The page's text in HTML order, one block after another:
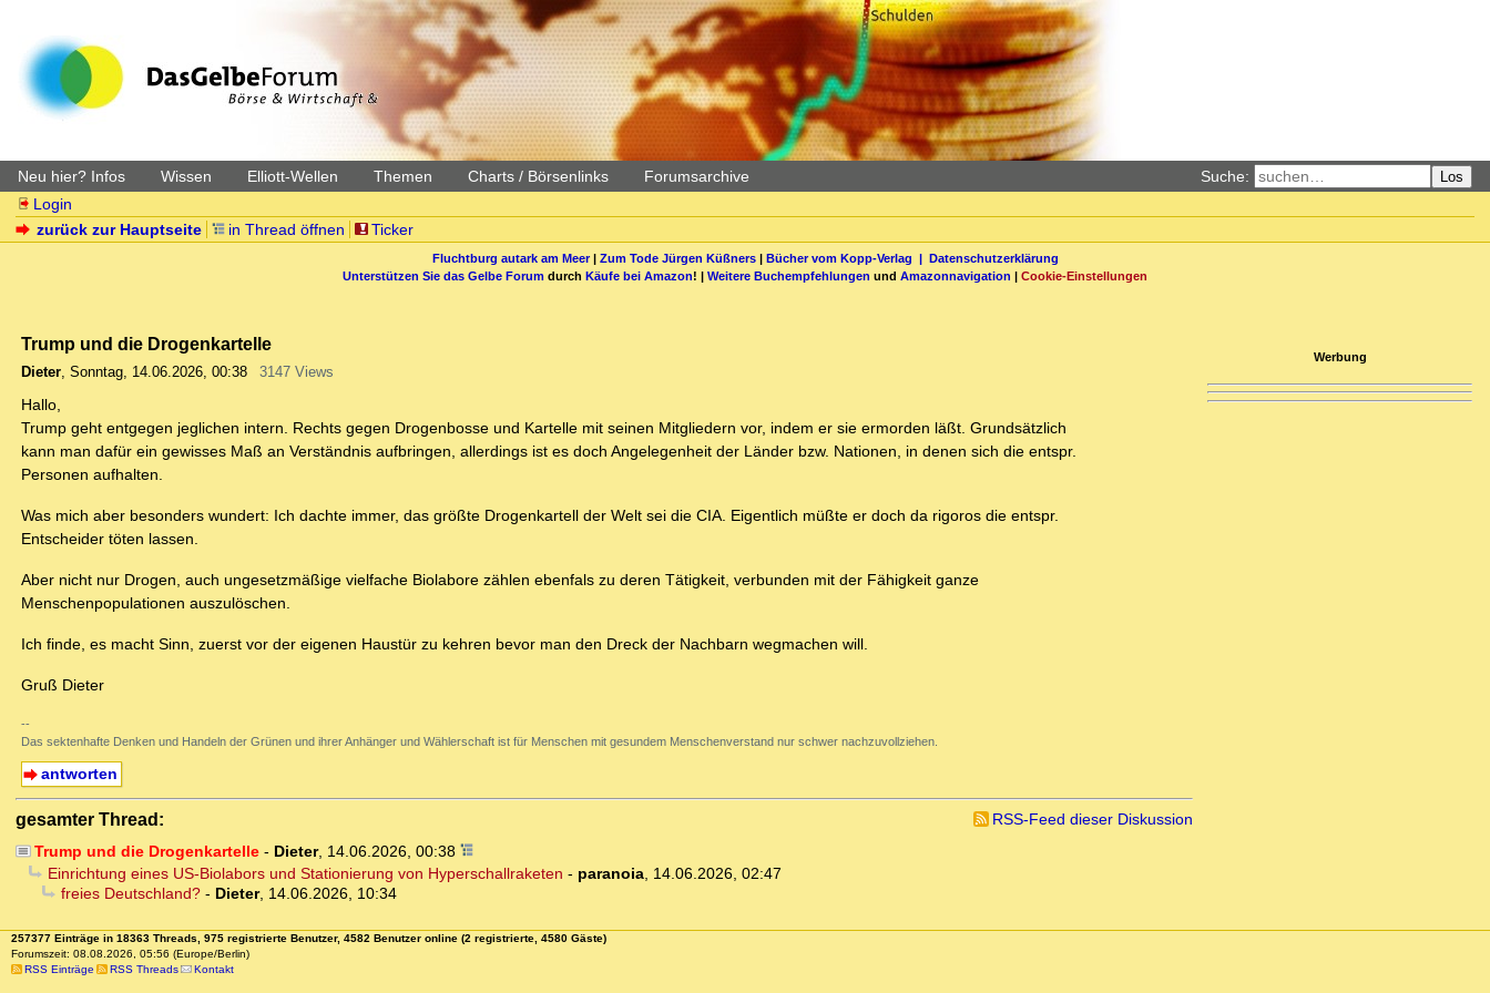
Neu hier? Infos Wissen Elliott-Wellen Themen Charts / Börsenlinks Forumsarchive Suche: Los
Login
zurück zur Hauptseite
in Thread öffnen Ticker
Fluchtburg autark am Meer| Zum Tode Jürgen Küßners| Bücher vom Kopp-Verlag | Datenschutzerklärung
Unterstützen Sie das Gelbe Forum durch Käufe bei Amazon! | Weitere Buchempfehlungen und Amazonnavigation | Cookie-Einstellungen
Trump und die Drogenkartelle
Dieter, Sonntag, 14.06.2026, 00:38 3147 Views
Hallo,
Trump geht entgegen jeglichen intern. Rechts gegen Drogenbosse und Kartelle mit seinen Mitgliedern vor, indem er sie ermorden läßt. Grundsätzlich
kann man dafür ein gewisses Maß an Verständnis aufbringen, allerdings ist es doch Angelegenheit der Länder bzw. Nationen, in denen sich die entspr.
Personen aufhalten.
Was mich aber besonders wundert: Ich dachte immer, das größte Drogenkartell der Welt sei die CIA. Eigentlich müßte er doch da rigoros die entspr.
Entscheider töten lassen.
Aber nicht nur Drogen, auch ungesetzmäßige vielfache Biolabore zählen ebenfals zu deren Tätigkeit, verbunden mit der Fähigkeit ganze
Menschenpopulationen auszulöschen.
Ich finde, es macht Sinn, zuerst vor der eigenen Haustür zu kehren bevor man den Dreck der Nachbarn wegmachen will.
Gruß Dieter
--
Das sektenhafte Denken und Handeln der Grünen und ihrer Anhänger und Wählerschaft ist für Menschen mit gesundem Menschenverstand nur schwer nachzuvollziehen.
antworten
gesamter Thread:
RSS-Feed dieser Diskussion
Trump und die Drogenkartelle- Dieter, 14.06.2026, 00:38
Einrichtung eines US-Biolabors und Stationierung von Hyperschallraketen - paranoia, 14.06.2026, 02:47
freies Deutschland?- Dieter, 14.06.2026, 10:34
Werbung
257377 Einträge in 18363 Threads, 975 registrierte Benutzer, 4582 Benutzer online (2 registrierte, 4580 Gäste)
Forumszeit: 08.08.2026, 05:56 (Europe/Berlin)
RSS Einträge
RSS Threads Kontakt